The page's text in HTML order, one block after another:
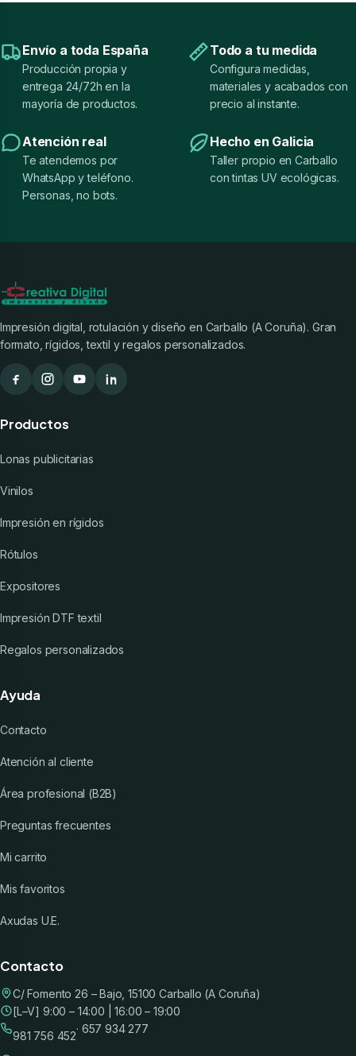
Envío a toda España
Producción propia y
entrega 24/72h en la
mayoría de productos.
Todo a tu medida
Configura medidas,
materiales y acabados con
precio al instante.
Atención real
Te atendemos por
WhatsApp y teléfono.
Personas, no bots.
Hecho en Galicia
Taller propio en Carballo
con tintas UV ecológicas.
Impresión digital, rotulación y diseño en Carballo (A Coruña). Gran
formato, rígidos, textil y regalos personalizados.
Productos
Lonas publicitarias
Vinilos
Impresión en rígidos
Rótulos
Expositores
Impresión DTF textil
Regalos personalizados
Ayuda
Contacto
Atención al cliente
Área profesional (B2B)
Preguntas frecuentes
Mi carrito
Mis favoritos
Axudas U.E.
Contacto
C/ Fomento 26 – Bajo, 15100 Carballo (A Coruña)
[L–V] 9:00 – 14:00 | 16:00 – 19:00
981 756 452
· 657 934 277